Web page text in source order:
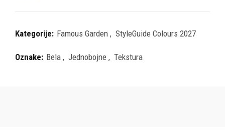
Kategorije: Famous Garden , StyleGuide Colours 2027
Oznake: Bela , Jednobojne , Tekstura